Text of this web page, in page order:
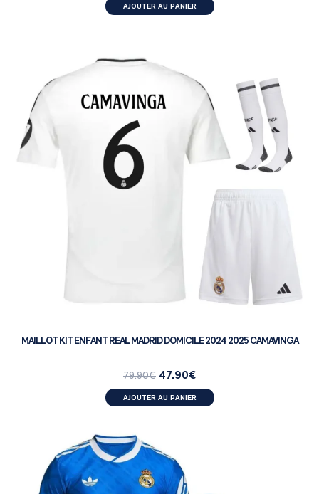
AJOUTER AU PANIER
MAILLOT KIT ENFANT REAL MADRID DOMICILE 2024 2025 CAMAVINGA
79.90€ 47.90€
AJOUTER AU PANIER